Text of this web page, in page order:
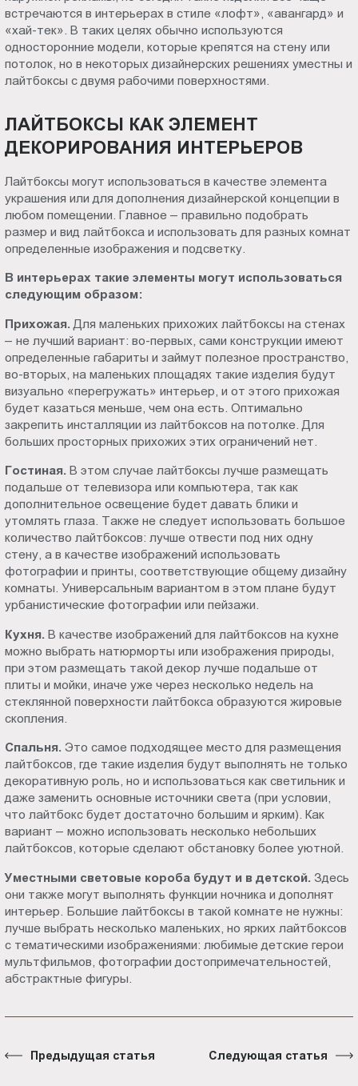
встречаются в интерьерах в стиле «лофт», «авангард» и
«хай-тек». В таких целях обычно используются
односторонние модели, которые крепятся на стену или
потолок, но в некоторых дизайнерских решениях уместны и
лайтбоксы с двумя рабочими поверхностями.
ЛАЙТБОКСЫ КАК ЭЛЕМЕНТ
ДЕКОРИРОВАНИЯ ИНТЕРЬЕРОВ
Лайтбоксы могут использоваться в качестве элемента
украшения или для дополнения дизайнерской концепции в
любом помещении. Главное – правильно подобрать
размер и вид лайтбокса и использовать для разных комнат
определенные изображения и подсветку.
В интерьерах такие элементы могут использоваться
следующим образом:
Прихожая.Для маленьких прихожих лайтбоксы на стенах
– не лучший вариант: во-первых, сами конструкции имеют
определенные габариты и займут полезное пространство,
во-вторых, на маленьких площадях такие изделия будут
визуально «перегружать» интерьер, и от этого прихожая
будет казаться меньше, чем она есть. Оптимально
закрепить инсталляции из лайтбоксов на потолке. Для
больших просторных прихожих этих ограничений нет.
Гостиная.В этом случае лайтбоксы лучше размещать
подальше от телевизора или компьютера, так как
дополнительное освещение будет давать блики и
утомлять глаза. Также не следует использовать большое
количество лайтбоксов: лучше отвести под них одну
стену, а в качестве изображений использовать
фотографии и принты, соответствующие общему дизайну
комнаты. Универсальным вариантом в этом плане будут
урбанистические фотографии или пейзажи.
Кухня.В качестве изображений для лайтбоксов на кухне
можно выбрать натюрморты или изображения природы,
при этом размещать такой декор лучше подальше от
плиты и мойки, иначе уже через несколько недель на
стеклянной поверхности лайтбокса образуются жировые
скопления.
Спальня. Это самое подходящее место для размещения
лайтбоксов, где такие изделия будут выполнять не только
декоративную роль, но и использоваться как светильник и
даже заменить основные источники света (при условии,
что лайтбокс будет достаточно большим и ярким). Как
вариант – можно использовать несколько небольших
лайтбоксов, которые сделают обстановку более уютной.
Уместными световые короба будут и в детской. Здесь
они также могут выполнять функции ночника и дополнят
интерьер. Большие лайтбоксы в такой комнате не нужны:
лучше выбрать несколько маленьких, но ярких лайтбоксов
с тематическими изображениями: любимые детские герои
мультфильмов, фотографии достопримечательностей,
абстрактные фигуры.
Предыдущая статья Следующая статья
Пт.:
9.00-
18.00
Сб.,